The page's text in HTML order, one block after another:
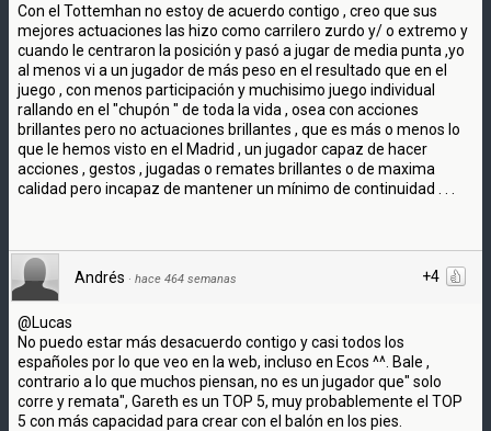
Con el Tottemhan no estoy de acuerdo contigo , creo que sus
mejores actuaciones las hizo como carrilero zurdo y/ o extremo y
cuando le centraron la posición y pasó a jugar de media punta ,yo
al menos vi a un jugador de más peso en el resultado que en el
juego , con menos participación y muchisimo juego individual
rallando en el "chupón " de toda la vida , osea con acciones
brillantes pero no actuaciones brillantes , que es más o menos lo
que le hemos visto en el Madrid , un jugador capaz de hacer
acciones , gestos , jugadas o remates brillantes o de maxima
calidad pero incapaz de mantener un mínimo de continuidad . . .
+4
Andrés · hace 464 semanas
@Lucas
No puedo estar más desacuerdo contigo y casi todos los
españoles por lo que veo en la web, incluso en Ecos ^^. Bale ,
contrario a lo que muchos piensan, no es un jugador que" solo
corre y remata", Gareth es un TOP 5, muy probablemente el TOP
5 con más capacidad para crear con el balón en los pies.